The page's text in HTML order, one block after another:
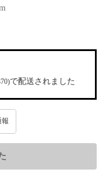
で配送されました
報